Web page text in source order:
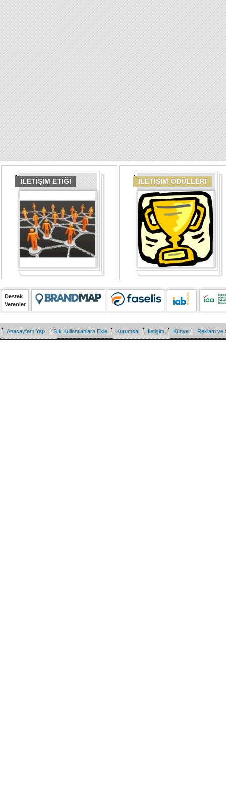
İLETİŞİM ETİĞİ İLETİŞİM ÖDÜLLERİ
Destek
Verenler
Anasayfam Yap Sık Kullanılanlara Ekle Kurumsal İletişim Künye Reklam ve